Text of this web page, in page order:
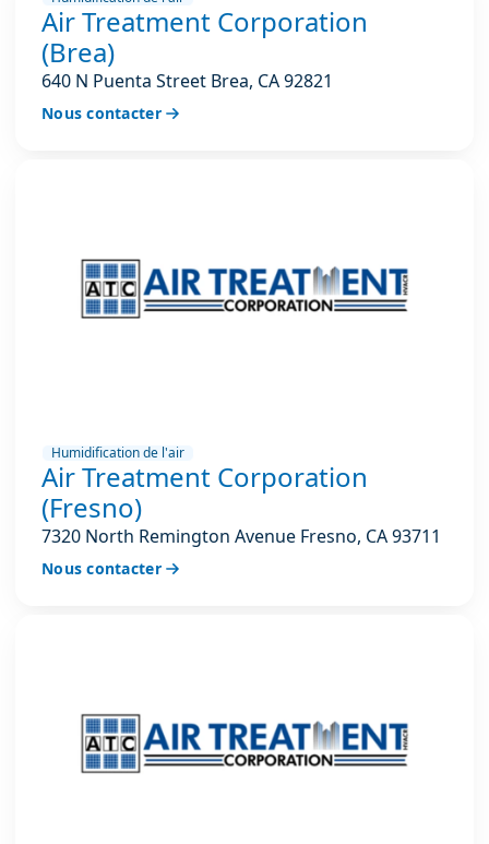
Air Treatment Corporation
(Brea)
640 N Puenta Street Brea, CA 92821
Nous contacter
Humidification de l'air
Air Treatment Corporation
(Fresno)
7320 North Remington Avenue Fresno, CA 93711
Nous contacter